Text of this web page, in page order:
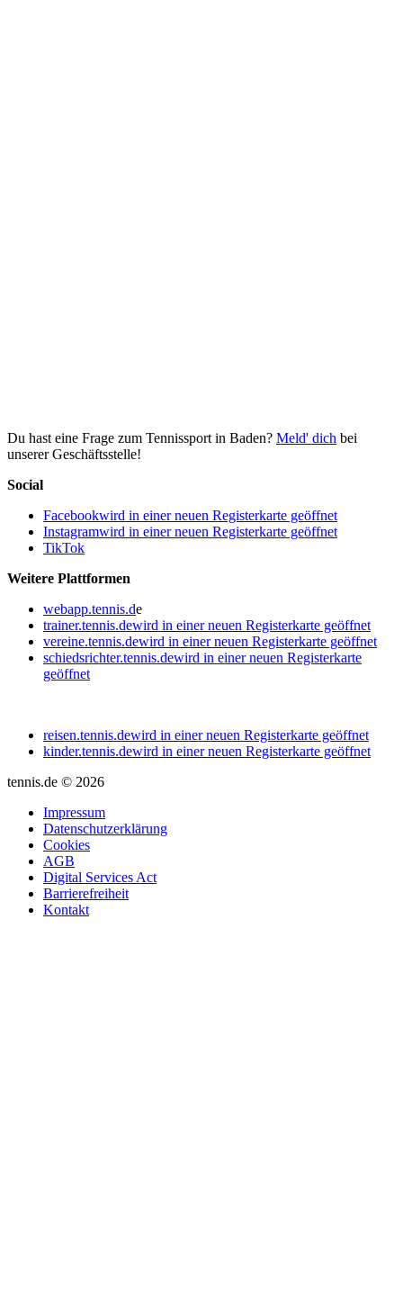
Du hast eine Frage zum Tennissport in Baden? Meld' dich bei
unserer Geschäftsstelle!
Social
Facebookwird in einer neuen Registerkarte geöffnet
Instagramwird in einer neuen Registerkarte geöffnet
TikTok
Weitere Plattformen
webapp.tennis.de
trainer.tennis.dewird in einer neuen Registerkarte geöffnet
vereine.tennis.dewird in einer neuen Registerkarte geöffnet
schiedsrichter.tennis.dewird in einer neuen Registerkarte
geöffnet
reisen.tennis.dewird in einer neuen Registerkarte geöffnet
kinder.tennis.dewird in einer neuen Registerkarte geöffnet
tennis.de © 2026
Impressum
Datenschutzerklärung
Cookies
AGB
Digital Services Act
Barrierefreiheit
Kontakt